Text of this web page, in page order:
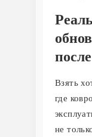
Взять
где
не